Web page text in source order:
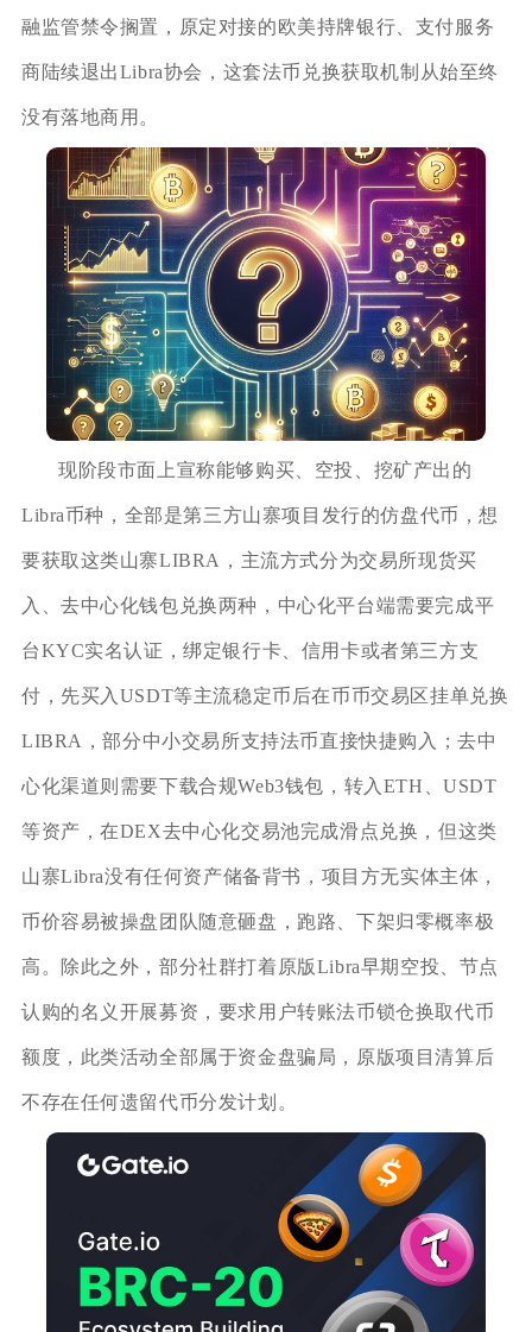
融监管禁令搁置，原定对接的欧美持牌银行、支付服务
商陆续退出Libra协会，这套法币兑换获取机制从始至终
没有落地商用。
现阶段市面上宣称能够购买、空投、挖矿产出的
Libra币种，全部是第三方山寨项目发行的仿盘代币，想
要获取这类山寨LIBRA，主流方式分为交易所现货买
入、去中心化钱包兑换两种，中心化平台端需要完成平
台KYC实名认证，绑定银行卡、信用卡或者第三方支
付，先买入USDT等主流稳定币后在币币交易区挂单兑换
LIBRA，部分中小交易所支持法币直接快捷购入；去中
心化渠道则需要下载合规Web3钱包，转入ETH、USDT
等资产，在DEX去中心化交易池完成滑点兑换，但这类
山寨Libra没有任何资产储备背书，项目方无实体主体，
币价容易被操盘团队随意砸盘，跑路、下架归零概率极
高。除此之外，部分社群打着原版Libra早期空投、节点
认购的名义开展募资，要求用户转账法币锁仓换取代币
额度，此类活动全部属于资金盘骗局，原版项目清算后
不存在任何遗留代币分发计划。